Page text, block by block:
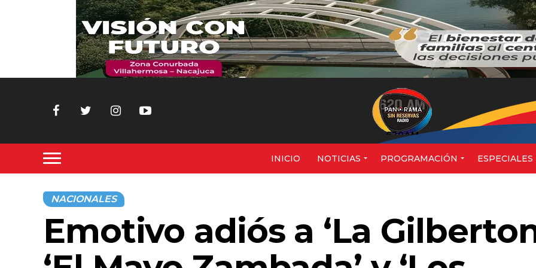
620AM
INICIO NOTICIAS PROGRAMACIÓN ESPECIALES
NACIONALES
Emotivo adiós a ‘La